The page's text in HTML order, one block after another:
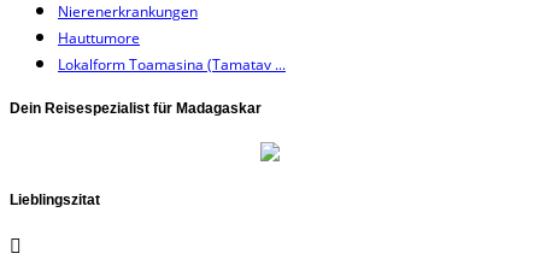
Nierenerkrankungen
Hauttumore
Lokalform Toamasina (Tamatav ...
Dein Reisespezialist für Madagaskar
Lieblingszitat